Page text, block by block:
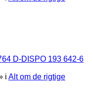
D-DISPO 193 642-6
i Alt om de rigtige